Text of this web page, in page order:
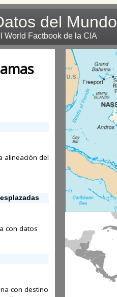
del Mundo
World Factbook de la CIA
alineación del
con datos
con destino